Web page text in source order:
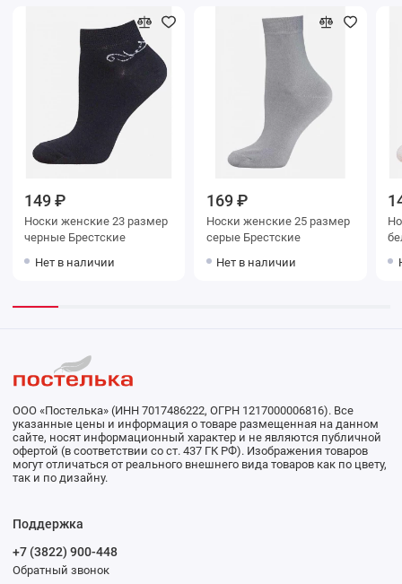
149 ₽
Носки женские 23 размер
черные Брестские
Нет в наличии
169 ₽
Носки женские 25 размер
серые Брестские
Нет в наличии
Носки
ООО «Постелька» (ИНН 7017486222, ОГРН 1217000006816). Все
указанные цены и информация о товаре размещенная на данном
сайте, носят информационный характер и не являются публичной
офертой (в соответствии со ст. 437 ГК РФ). Изображения товаров
могут отличаться от реального внешнего вида товаров как по цвету,
так и по дизайну.
Поддержка
+7 (3822) 900-448
Обратный звонок